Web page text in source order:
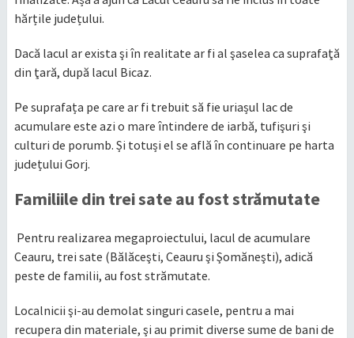
hărțile județului.
Dacă lacul ar exista şi în realitate ar fi al şaselea ca suprafaţă
din ţară, după lacul Bicaz.
Pe suprafața pe care ar fi trebuit să fie uriașul lac de
acumulare este azi o mare întindere de iarbă, tufişuri şi
culturi de porumb. Și totuși el se află în continuare pe harta
județului Gorj.
Familiile din trei sate au fost strămutate
Pentru realizarea megaproiectului, lacul de acumulare
Ceauru, trei sate (Bălăceşti, Ceauru şi Şomăneşti), adică
peste de familii, au fost strămutate.
Localnicii şi-au demolat singuri casele, pentru a mai
recupera din materiale, şi au primit diverse sume de bani de